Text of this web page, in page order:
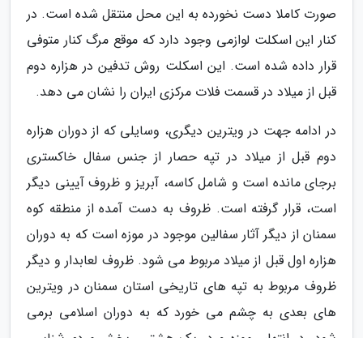
صورت کاملا دست نخورده به این محل منتقل شده است. در
کنار این اسکلت لوازمی وجود دارد که موقع مرگ کنار متوفی
قرار داده شده است. این اسکلت روش تدفین در هزاره دوم
قبل از میلاد در قسمت فلات مرکزی ایران را نشان می دهد.
در ادامه جهت در ویترین دیگری، وسایلی که از دوران هزاره
دوم قبل از میلاد در تپه حصار از جنس سفال خاکستری
برجای مانده است و شامل کاسه، آبریز و ظروف آیینی دیگر
است، قرار گرفته است. ظروف به دست آمده از منطقه کوه
سمنان از دیگر آثار سفالین موجود در موزه است که به دوران
هزاره اول قبل از میلاد مربوط می شود. ظروف لعابدار و دیگر
ظروف مربوط به تپه های تاریخی استان سمنان در ویترین
های بعدی به چشم می خورد که به دوران اسلامی برمی